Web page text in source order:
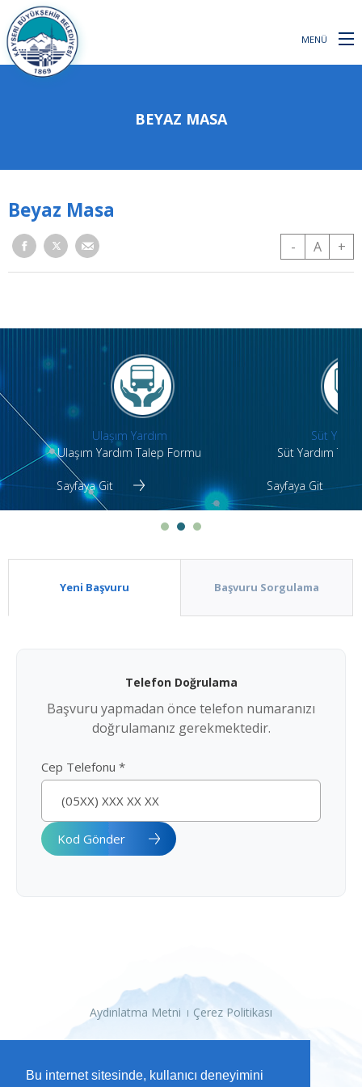
Bu internet sitesinde, kullanıcı deneyimini
MENÜ
BEYAZ MASA
Beyaz Masa
- A +
Ulaşım Yardım
Ulaşım Yardım Talep Formu
Sayfaya Git
Süt
Süt Yardım
Sayfaya Git
Yeni Başvuru Başvuru Sorgulama
Telefon Doğrulama
Başvuru yapmadan önce telefon numaranızı
doğrulamanız gerekmektedir.
Cep Telefonu *
Kod Gönder
Aydınlatma Metni Çerez Politikası